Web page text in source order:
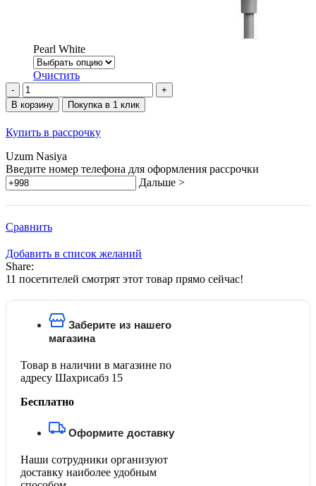
Pearl White
Очистить
Количество
товара
Dreame
High-
Speed
Hair
Dryer
В корзину Покупка в 1 клик
Купить в рассрочку
Uzum Nasiya
Введите номер телефона для оформления рассрочки
Дальше >
Сравнить
Добавить в список желаний
Share:
11 посетителей смотрят этот товар прямо сейчас!
Заберите из нашего
магазина
Товар в наличии в магазине по
адресу Шахрисабз 15
Бесплатно
Оформите доставку
Наши сотрудники организуют
доставку наиболее удобным